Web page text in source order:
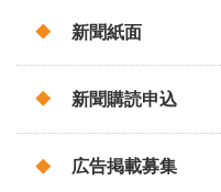
新聞紙面
新聞購読申込
広告掲載募集